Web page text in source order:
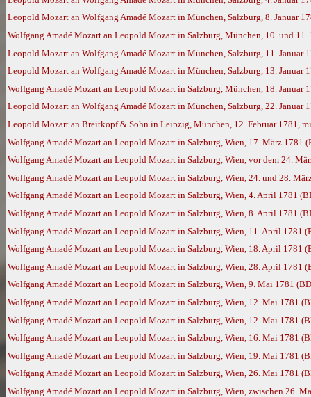
Leopold Mozart an Wolfgang Amadé Mozart in München, Salzburg, 8. Januar
Wolfgang Amadé Mozart an Leopold Mozart in Salzburg, München, 10. und 11.
Leopold Mozart an Wolfgang Amadé Mozart in München, Salzburg, 11. Januar
Leopold Mozart an Wolfgang Amadé Mozart in München, Salzburg, 13. Januar
Wolfgang Amadé Mozart an Leopold Mozart in Salzburg, München, 18. Januar
Leopold Mozart an Wolfgang Amadé Mozart in München, Salzburg, 22. Januar
Leopold Mozart an Breitkopf & Sohn in Leipzig, München, 12. Februar 1781,
Wolfgang Amadé Mozart an Leopold Mozart in Salzburg, Wien, 17. März 1781
Wolfgang Amadé Mozart an Leopold Mozart in Salzburg, Wien, vor dem 24.
Wolfgang Amadé Mozart an Leopold Mozart in Salzburg, Wien, 24. und 28.
Wolfgang Amadé Mozart an Leopold Mozart in Salzburg, Wien, 4. April 1781
Wolfgang Amadé Mozart an Leopold Mozart in Salzburg, Wien, 8. April 1781
Wolfgang Amadé Mozart an Leopold Mozart in Salzburg, Wien, 11. April 1781
Wolfgang Amadé Mozart an Leopold Mozart in Salzburg, Wien, 18. April 1781
Wolfgang Amadé Mozart an Leopold Mozart in Salzburg, Wien, 28. April 1781
Wolfgang Amadé Mozart an Leopold Mozart in Salzburg, Wien, 9. Mai 1781
Wolfgang Amadé Mozart an Leopold Mozart in Salzburg, Wien, 12. Mai 1781
Wolfgang Amadé Mozart an Leopold Mozart in Salzburg, Wien, 12. Mai 1781
Wolfgang Amadé Mozart an Leopold Mozart in Salzburg, Wien, 16. Mai 1781
Wolfgang Amadé Mozart an Leopold Mozart in Salzburg, Wien, 19. Mai 1781
Wolfgang Amadé Mozart an Leopold Mozart in Salzburg, Wien, 26. Mai 1781
Wolfgang Amadé Mozart an Leopold Mozart in Salzburg, Wien, zwischen 26.